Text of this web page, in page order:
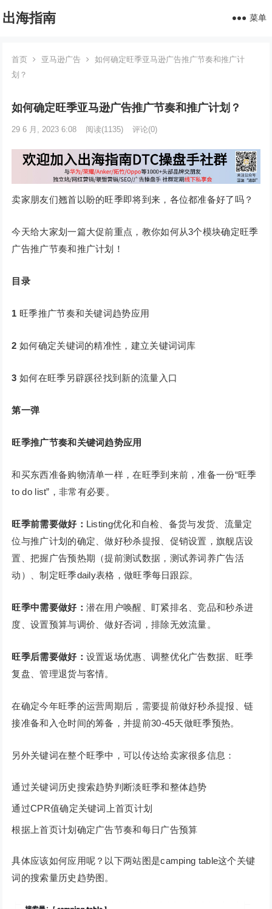
出海指南 菜单
首页 亚马逊广告
如何确定旺季亚马逊广告推广节奏和推广计
划？
如何确定旺季亚马逊广告推广节奏和推广计划？
29 6 月, 2023 6:08 阅读(1135) 评论(0)
卖家朋友们翘首以盼的旺季即将到来，各位都准备好了吗？
今天给大家划一篇大促前重点，教你如何从3个模块确定旺季
广告推广节奏和推广计划！
目录
1 旺季推广节奏和关键词趋势应用
2 如何确定关键词的精准性，建立关键词词库
3 如何在旺季另辟蹊径找到新的流量入口
第一弹
旺季推广节奏和关键词趋势应用
和买东西准备购物清单一样，在旺季到来前，准备一份“旺季
to do list”，非常有必要。
旺季前需要做好： Listing优化和自检、备货与发货、流量定
位与推广计划的确定、做好秒杀提报、促销设置，旗舰店设
置、把握广告预热期（提前测试数据，测试养词养广告活
动）、制定旺季daily表格，做旺季每日跟踪。
旺季中需要做好： 潜在用户唤醒、盯紧排名、竞品和秒杀进
度、设置预算与调价、做好否词，排除无效流量。
旺季后需要做好： 设置返场优惠、调整优化广告数据、旺季
复盘、管理退货与客情。
在确定今年旺季的运营周期后，需要提前做好秒杀提报、链
接准备和入仓时间的筹备，并提前30-45天做旺季预热。
另外关键词在整个旺季中，可以传达给卖家很多信息：
通过关键词历史搜索趋势判断淡旺季和整体趋势
通过CPR值确定关键词上首页计划
根据上首页计划确定广告节奏和每日广告预算
具体应该如何应用呢？以下两站图是camping table这个关键
词的搜索量历史趋势图。